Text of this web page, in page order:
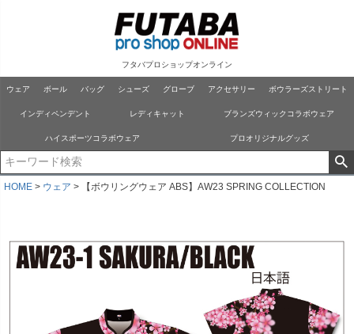
フタバプロショップオンライン
ウェア ボール バッグ シューズ グローブ アクセサリー ボウラーズストリート
インディペンデント レディキャット ブランズウィックコラボウェア
ハイスポーツコラボウェア プロオリジナルグッズ
HOME ウェア 【ボウリングウェア ABS】AW23 SPRING COLLECTION